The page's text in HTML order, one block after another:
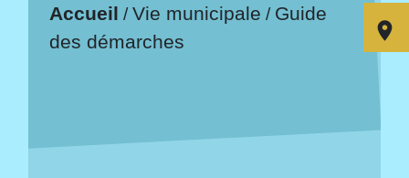
Accueil /Vie municipale / Guide
des démarches room